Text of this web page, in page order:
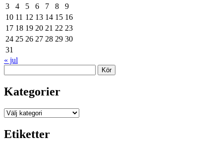
3
4 5 6 7 8
9
10 11 12 13 14 15 16
17 18 19 20 21 22 23
24 25 26 27 28 29 30
31
« jul
Kategorier
Kategorier
Etiketter